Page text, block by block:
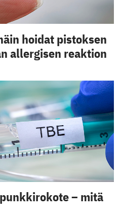
hoidat pistoksen
allergisen reaktion
– mitä